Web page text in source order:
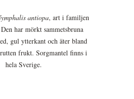
antiopa, art i familjen
har mörkt sammetsbruna
gul ytterkant och äter bland
frukt. Sorgmantel finns i
hela Sverige.